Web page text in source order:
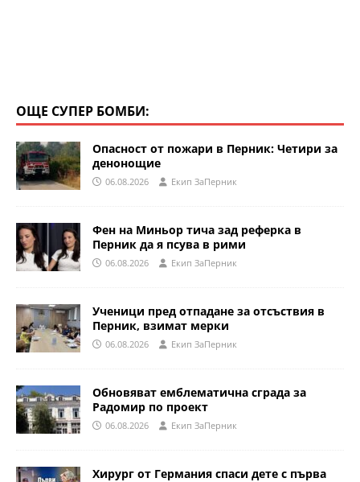
ОЩЕ СУПЕР БОМБИ:
Опасност от пожари в Перник: Четири за
денонощие
06.08.2026 Eкип ЗаПерник
Фен на Миньор тича зад реферка в
Перник да я псува в рими
06.08.2026 Eкип ЗаПерник
Ученици пред отпадане за отсъствия в
Перник, взимат мерки
06.08.2026 Eкип ЗаПерник
Обновяват емблематична сграда за
Радомир по проект
06.08.2026 Eкип ЗаПерник
Хирург от Германия спаси дете с първа